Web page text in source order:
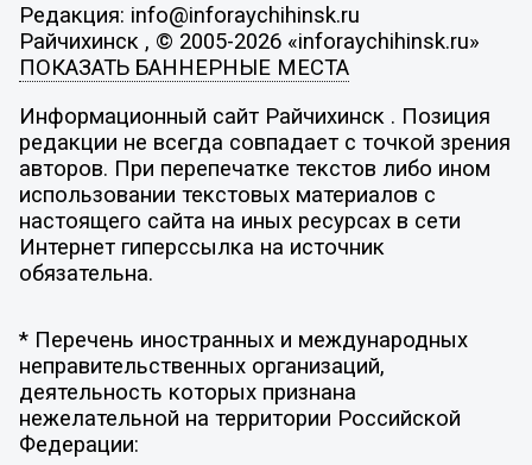
Редакция: info@inforaychihinsk.ru
Райчихинск , © 2005-2026 «inforaychihinsk.ru»
ПОКАЗАТЬ БАННЕРНЫЕ МЕСТА
Информационный сайт Райчихинск . Позиция
редакции не всегда совпадает с точкой зрения
авторов. При перепечатке текстов либо ином
использовании текстовых материалов с
настоящего сайта на иных ресурсах в сети
Интернет гиперссылка на источник
обязательна.
* Перечень иностранных и международных
неправительственных организаций,
деятельность которых признана
нежелательной на территории Российской
Федерации: